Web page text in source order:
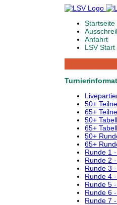
Startseite
Anfahrt
LSV Start
50+
65+
50+
65+
50+
65+
Runde 1
Runde 2
Runde 3
Runde 4
Runde 5
Runde 6
Runde 7